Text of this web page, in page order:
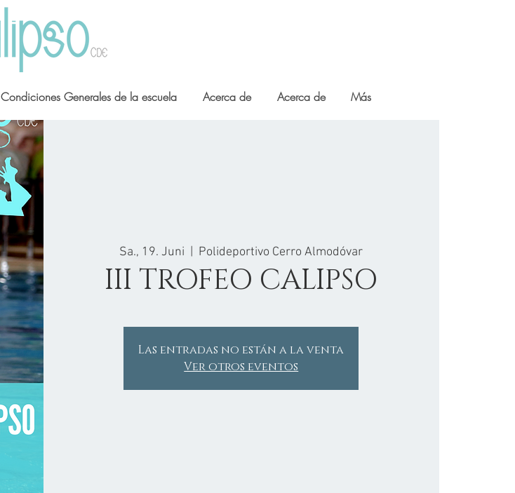
Condiciones Generales de la escuela Acerca de Acerca de Más
Sa., 19. Juni
  |
Polideportivo Cerro Almodóvar
III TROFEO CALIPSO
Las entradas no están a la venta
Ver otros eventos